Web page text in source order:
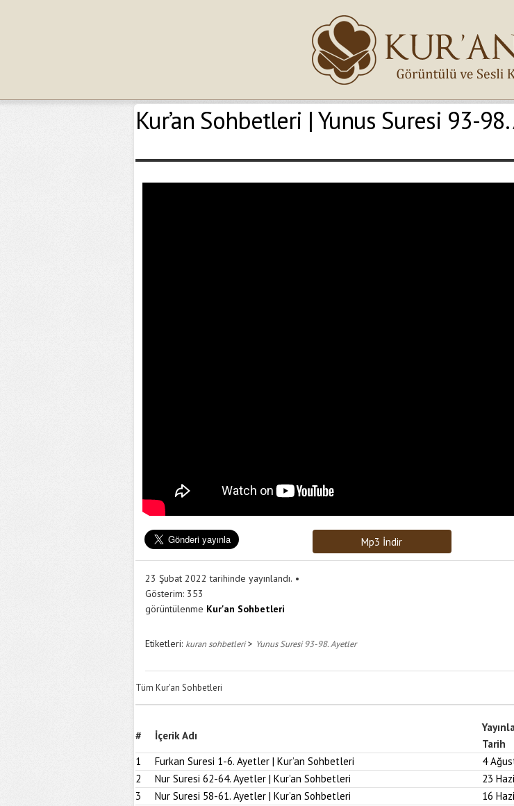
Kur’an Sohbetleri | Yunus Suresi 93-
Mp3 İndir
23 Şubat 2022 tarihinde yayınlandı.
Gösterim: 353
görüntülenme Kur'an Sohbetleri
Etiketleri: kuran sohbetleri> Yunus Suresi 93-98. Ayetler
Tüm Kur'an Sohbetleri
# İçerik Adı
Tarih
1
Furkan Suresi 1-6. Ayetler | Kur’an Sohbetleri 4
2
Nur Suresi 62-64. Ayetler | Kur’an Sohbetleri 23
3
Nur Suresi 58-61. Ayetler | Kur’an Sohbetleri 16